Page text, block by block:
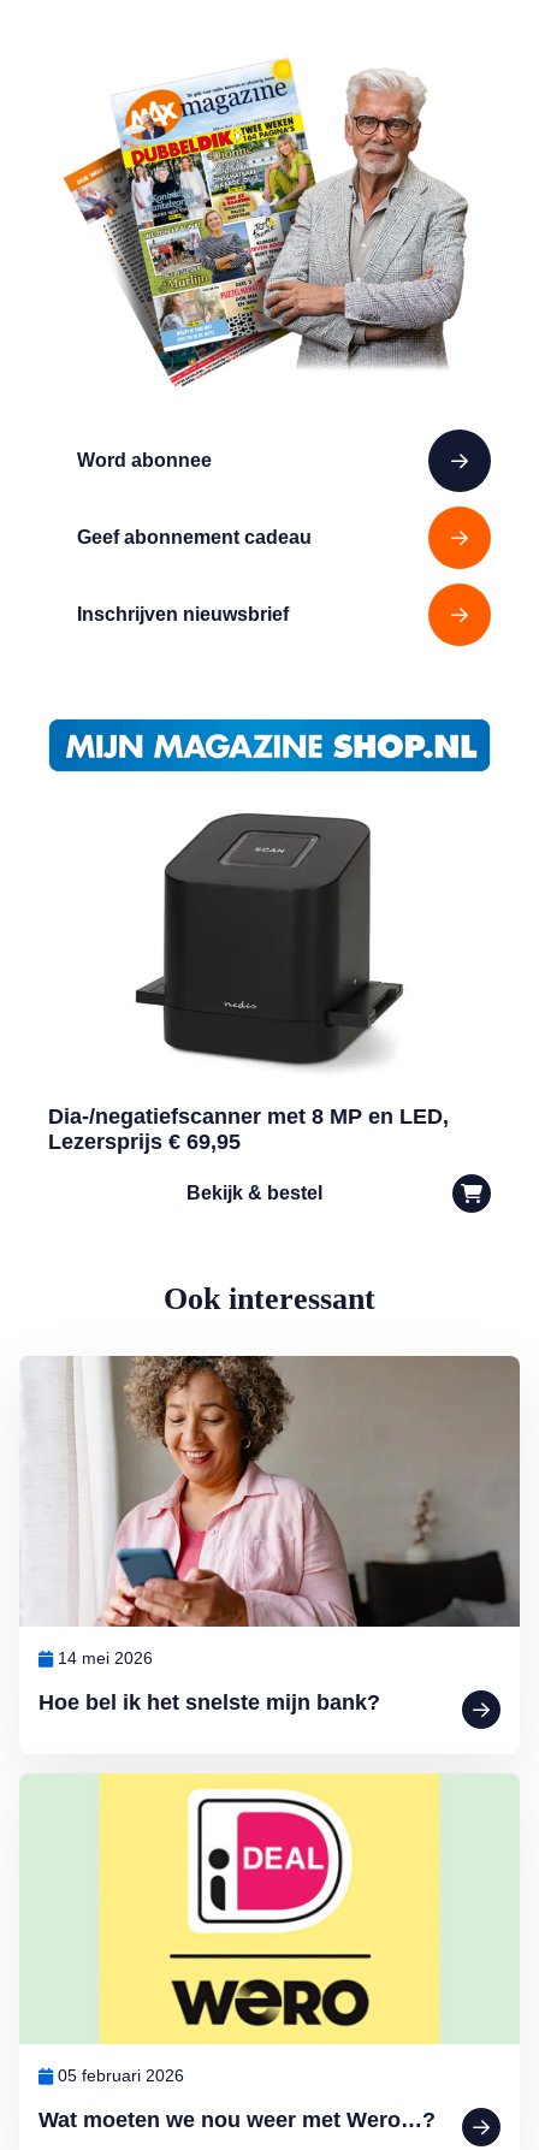
Word abonnee
Geef abonnement cadeau
Inschrijven nieuwsbrief
Dia-/negatiefscanner met 8 MP en LED,
Lezersprijs € 69,95
Bekijk & bestel
Ook interessant
Hoe bel ik het snelste mijn bank?
14 mei 2026
Lees meer over Hoe bel ik het snelste mijn bank?
Wat moeten we nou weer met Wero…?
05 februari 2026
Lees meer over Wat moeten we nou weer met Wero…?